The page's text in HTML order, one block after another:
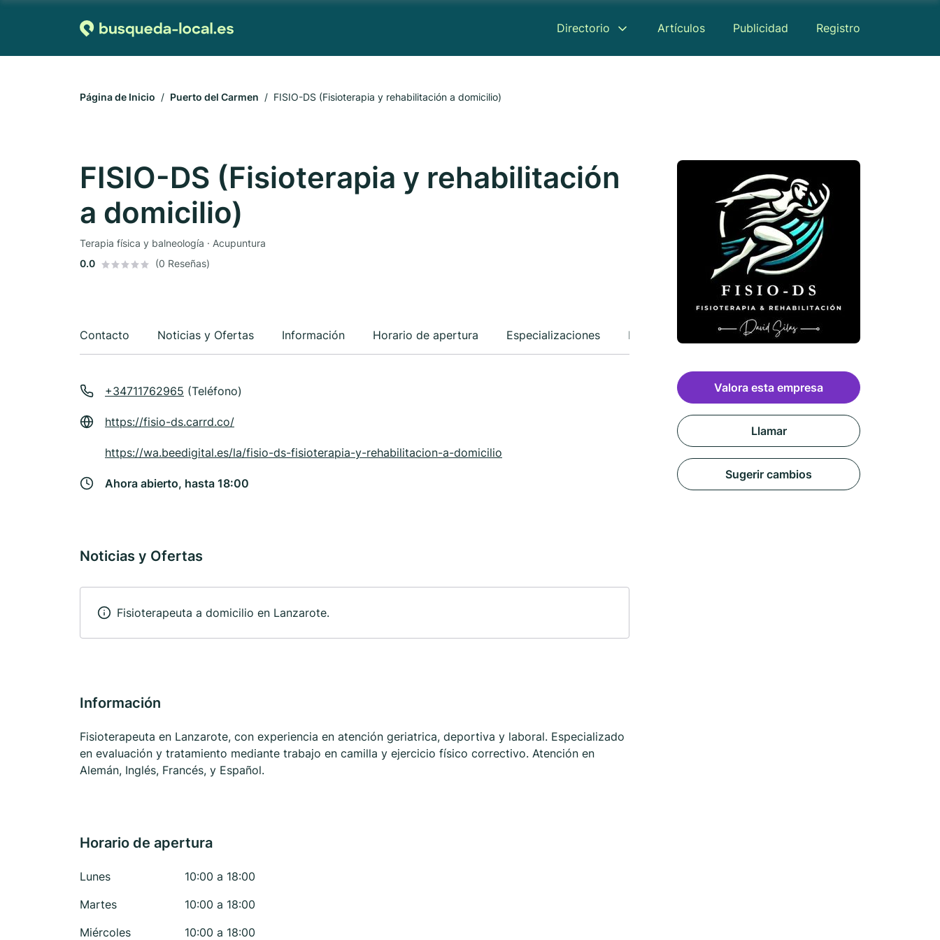
Directorio Artículos Publicidad Registro
Página de Inicio Puerto del Carmen FISIO-DS (Fisioterapia y rehabilitación a domicilio)
FISIO-DS (Fisioterapia y rehabilitación
a domicilio)
Terapia física y balneología · Acupuntura
0.0
(0 Reseñas)
Contacto Noticias y Ofertas Información Horario de apertura Especializaciones Reseñas
+34711762965 (Teléfono)
https://fisio-ds.carrd.co/
https://wa.beedigital.es/la/fisio-ds-fisioterapia-y-rehabilitacion-a-domicilio
Ahora abierto, hasta 18:00
Noticias y Ofertas
Fisioterapeuta a domicilio en Lanzarote.
Información
Fisioterapeuta en Lanzarote, con experiencia en atención geriatrica, deportiva y laboral. Especializado
en evaluación y tratamiento mediante trabajo en camilla y ejercicio físico correctivo. Atención en
Alemán, Inglés, Francés, y Español.
Horario de apertura
Lunes
10:00 a 18:00
Martes
10:00 a 18:00
Miércoles
10:00 a 18:00
Valora esta empresa
Llamar
Sugerir cambios